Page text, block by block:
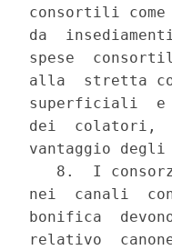
consortili
da
spese
alla  stretta
superficiali  e
dei  colatori,
vantaggio
8.  I
nei  canali
bonifica
relativo